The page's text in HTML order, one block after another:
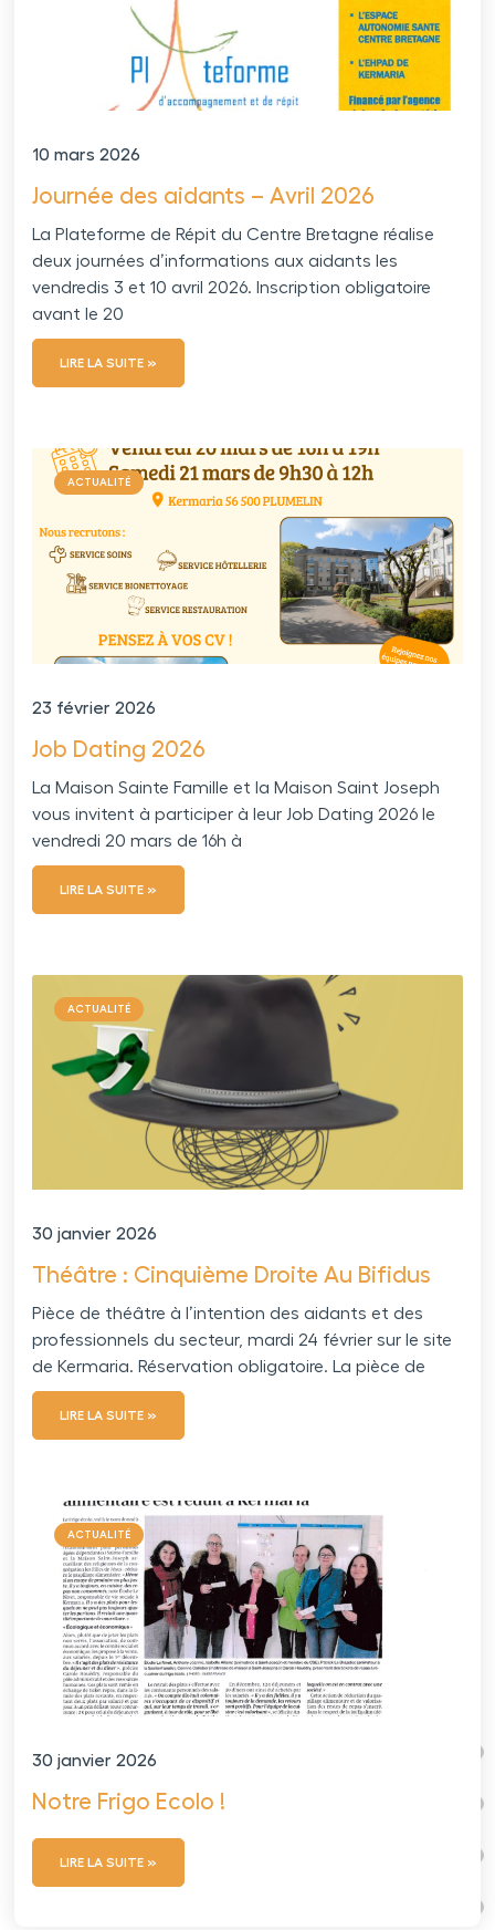
Journée des aidants – Avril 2026
La Plateforme de Répit du Centre Bretagne réalise
deux journées d’informations aux aidants les
vendredis 3 et 10 avril 2026. Inscription obligatoire
avant le 20
LIRE LA SUITE »
10 mars 2026
ACTUALITÉ
Job Dating 2026
La Maison Sainte Famille et la Maison Saint Joseph
vous invitent à participer à leur Job Dating 2026 le
vendredi 20 mars de 16h à
LIRE LA SUITE »
23 février 2026
ACTUALITÉ
Théâtre : Cinquième Droite Au Bifidus
Pièce de théâtre à l’intention des aidants et des
professionnels du secteur, mardi 24 février sur le site
de Kermaria. Réservation obligatoire. La pièce de
LIRE LA SUITE »
30 janvier 2026
ACTUALITÉ
Notre Frigo Ecolo !
LIRE LA SUITE »
30 janvier 2026